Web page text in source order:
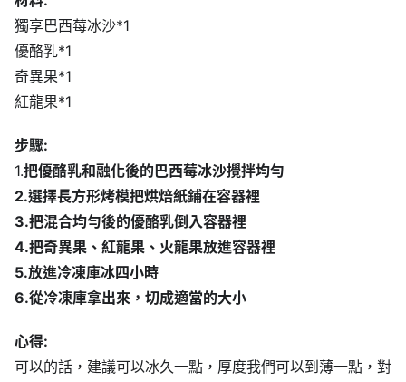
獨享巴西莓冰沙*1
優酪乳*1
奇異果*1
紅龍果*1
步驟:
1.把優酪乳和融化後的巴西莓冰沙攪拌均勻
2.選擇長方形烤模把烘焙紙鋪在容器裡
3.把混合均勻後的優酪乳倒入容器裡
4.把奇異果、紅龍果、火龍果放進容器裡
5.放進冷凍庫冰四小時
6.從冷凍庫拿出來，切成適當的大小
心得:
可以的話，建議可以冰久一點，厚度我們可以到薄一點，對